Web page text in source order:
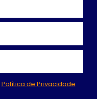
Política de Privacidade